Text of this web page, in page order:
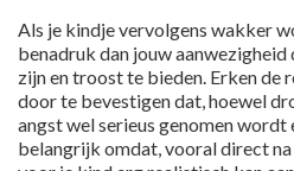
Als je kindje vervolgens wakker
benadruk dan jouw
zijn en troost te bieden. Erken de
door te bevestigen dat, hoewel
angst wel serieus genomen
belangrijk omdat, vooral direct